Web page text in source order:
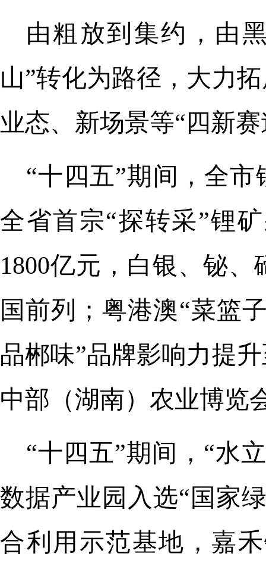
由粗放到集约，由
山”转化为路径，大力
业态、新场景等“四新
“十四五”期间，全
全省首宗“探转采”锂
1800亿元，白银、铋
国前列；粤港澳“菜篮
品郴味”品牌影响力提
中部（湖南）农业博览
“十四五”期间，“水
数据产业园入选“国家
合利用示范基地，嘉